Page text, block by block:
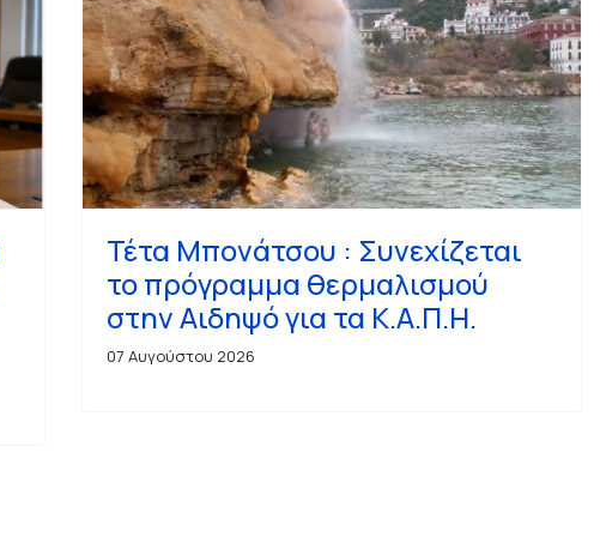
Τέτα Μπονάτσου : Συνεχίζεται
το πρόγραμμα θερμαλισμού
στην Αιδηψό για τα Κ.Α.Π.Η.
07 Αυγούστου 2026